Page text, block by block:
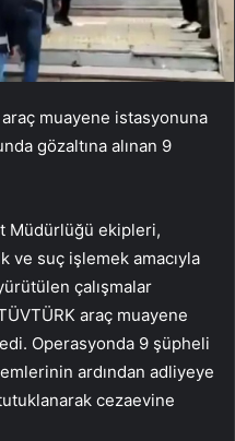
muayene istasyonuna
gözaltına alınan 9
Müdürlüğü ekipleri,
ve suç işlemek amacıyla
çalışmalar
araç muayene
Operasyonda 9 şüpheli
ardından adliyeye
cezaevine